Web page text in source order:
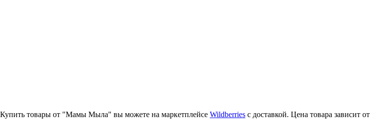
товары от "Мамы Мыла" вы можете на маркетплейсе Wildberries с доставкой. Цена товара зависит от